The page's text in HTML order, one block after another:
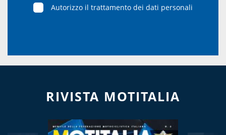
Autorizzo il trattamento dei dati personali
RIVISTA MOTITALIA